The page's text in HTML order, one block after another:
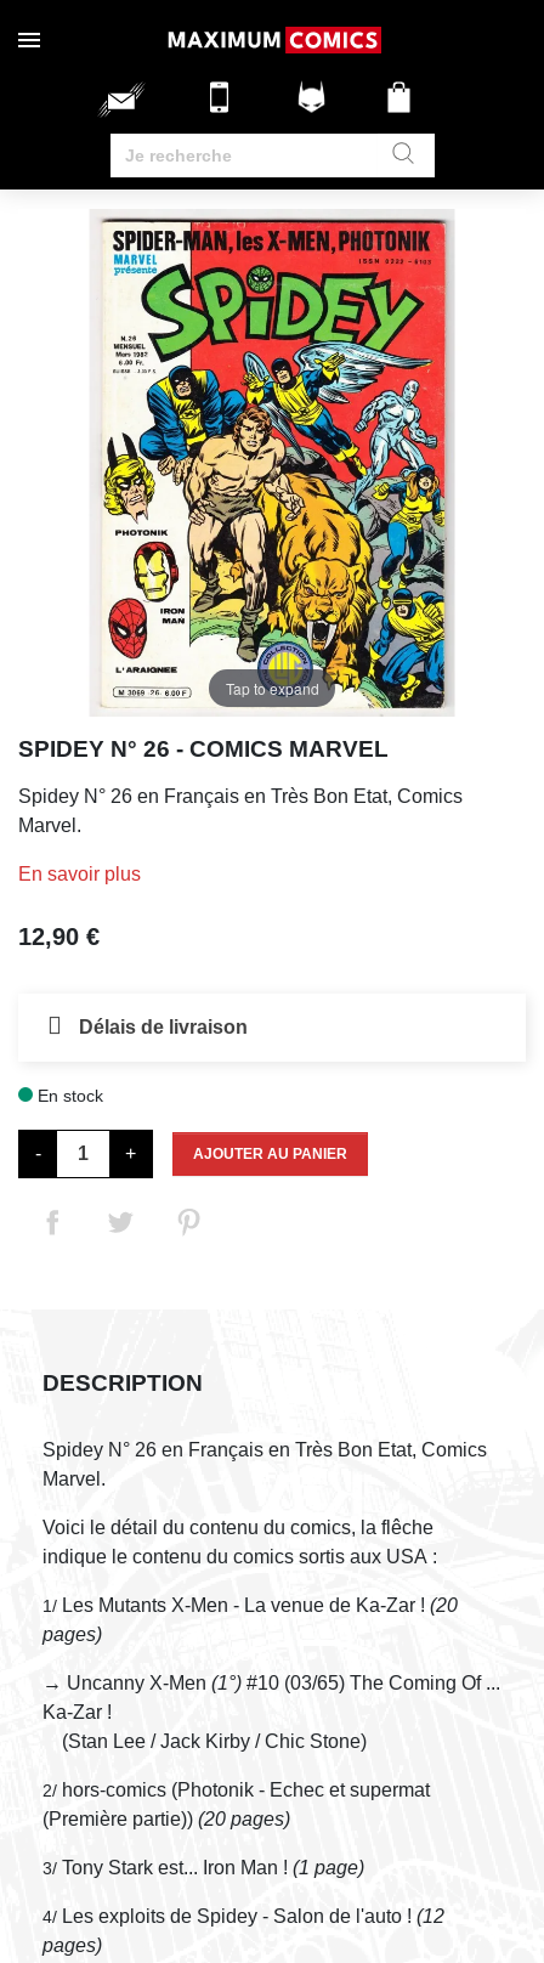
Tap to expand
SPIDEY N° 26 - COMICS MARVEL
Spidey N° 26 en Français en Très Bon Etat, Comics
Marvel.
En savoir plus
12,90 €
Délais de livraison
En stock
- + AJOUTER AU PANIER
DESCRIPTION
Spidey N° 26 en Français en Très Bon Etat, Comics
Marvel.
Voici le détail du contenu du comics, la flêche
indique le contenu du comics sortis aux USA :
1/ Les Mutants X-Men - La venue de Ka-Zar ! (20
pages)
→ Uncanny X-Men (1°) #10 (03/65) The Coming Of ...
Ka-Zar !
(Stan Lee / Jack Kirby / Chic Stone)
2/ hors-comics (Photonik - Echec et supermat
(Première partie)) (20 pages)
3/ Tony Stark est... Iron Man ! (1 page)
4/ Les exploits de Spidey - Salon de l'auto ! (12
pages)